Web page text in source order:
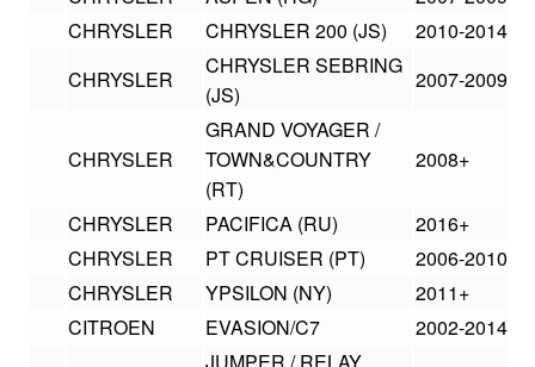
CHRYSLER
CHRYSLER 200 (JS) 2010-2014
CHRYSLER
CHRYSLER SEBRING
(JS)
2007-2009
CHRYSLER
GRAND VOYAGER /
TOWN&COUNTRY
(RT)
2008+
CHRYSLER PACIFICA (RU) 2016+
CHRYSLER
PT CRUISER (PT) 2006-2010
CHRYSLER
YPSILON (NY) 2011+
CITROEN
EVASION/C7 2002-2014